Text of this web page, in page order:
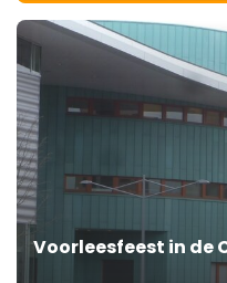
Voorleesfeest in de